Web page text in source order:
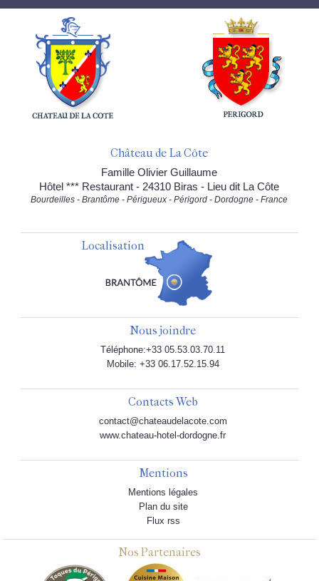
Château de La Côte
Famille Olivier Guillaume
Hôtel *** Restaurant - 24310 Biras - Lieu dit La Côte
Bourdeilles - Brantôme - Périgueux - Périgord - Dordogne - France
Localisation
Nous joindre
Téléphone:+33 05.53.03.70.11
Mobile: +33 06.17.52.15.94
Contacts Web
contact@chateaudelacote.com
www.chateau-hotel-dordogne.fr
Mentions
Mentions légales
Plan du site
Flux rss
Nos Partenaires